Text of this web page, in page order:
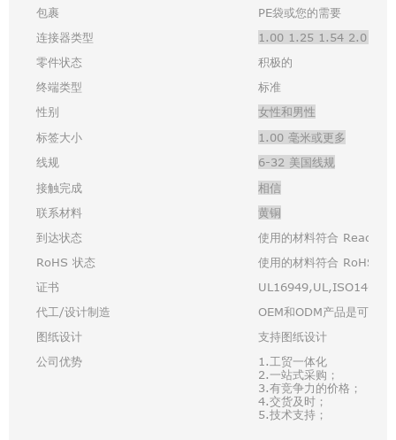
包裹
PE袋或您的需要
连接器类型
1.00 1.25 1.54 2.0 2.54
零件状态
积极的
终端类型
标准
性别
女性和男性
标签大小
1.00 毫米或更多
线规
6-32 美国线规
接触完成
相信
联系材料
黄铜
到达状态
使用的材料符合 Reach
RoHS 状态
使用的材料符合 RoHS 标
证书
代工/设计制造
OEM和ODM产品是可以接
图纸设计
支持图纸设计
公司优势
1.工贸一体化
2.一站式采购；
3.有竞争力的价格；
4.交货及时；
5.技术支持；